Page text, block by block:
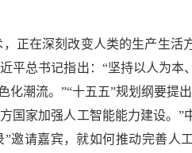
在深刻改变人类的生产生活
平总书记指出：“坚持以人为本
潮流。”“十五五”规划纲要提
国家加强人工智能能力建设。”
邀请嘉宾，就如何推动完善人